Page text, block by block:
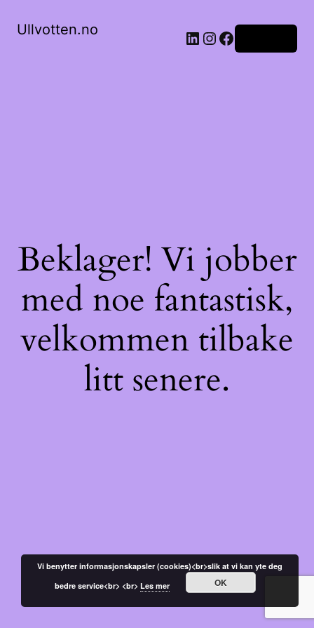
Ullvotten.no LinkedIn
Instagram
Facebook
Beklager! Vi jobber
med noe fantastisk,
velkommen tilbake
litt senere.
Vi benytter informasjonskapsler (cookies)<br>slik at vi kan yte deg
bedre service<br> <br>Les mer OK